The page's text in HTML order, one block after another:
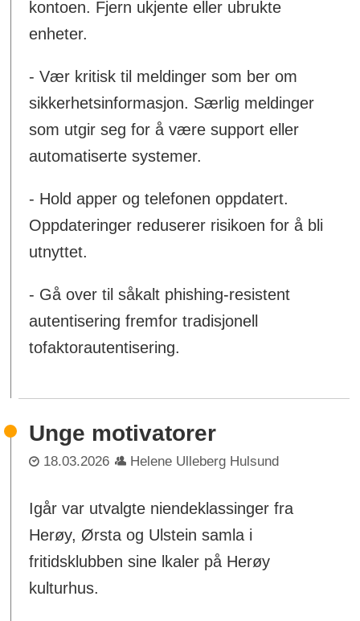
kontoen. Fjern ukjente eller ubrukte
enheter.
- Vær kritisk til meldinger som ber om
sikkerhetsinformasjon. Særlig meldinger
som utgir seg for å være support eller
automatiserte systemer.
- Hold apper og telefonen oppdatert.
Oppdateringer reduserer risikoen for å bli
utnyttet.
- Gå over til såkalt phishing-resistent
autentisering fremfor tradisjonell
tofaktorautentisering.
Unge motivatorer
18.03.2026 Helene Ulleberg Hulsund
Igår var utvalgte niendeklassinger fra
Herøy, Ørsta og Ulstein samla i
fritidsklubben sine lkaler på Herøy
kulturhus.